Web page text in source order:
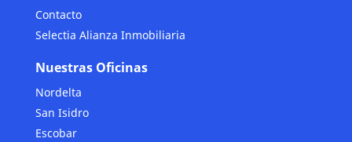
Contacto
Selectia Alianza Inmobiliaria
Nuestras Oficinas
Nordelta
San Isidro
Escobar